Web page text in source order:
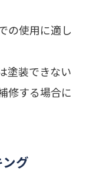
の使用に適し
塗装できない
修する場合に
グ